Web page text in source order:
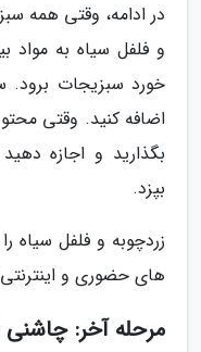
در ادامه، وقتی همه
و فلفل سیاه به مواد
خورد سبزیجات
اضافه کنید. وقتی
بگذارید و اجازه
بپزد.
زردچوبه و فلفل سیاه
های حضوری و اینترنتی
مرحله آخر: